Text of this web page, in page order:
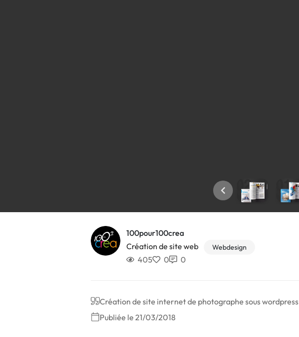
100pour100crea
Création de site web
Webdesign
405 0 0
Création de site internet de photographe sous wordpress
Publiée le 21/03/2018